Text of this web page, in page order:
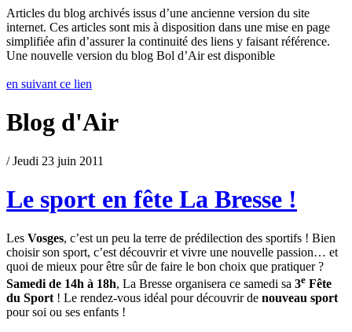
Articles du blog archivés issus d’une ancienne version du site
internet. Ces articles sont mis à disposition dans une mise en page
simplifiée afin d’assurer la continuité des liens y faisant référence.
Une nouvelle version du blog Bol d’Air est disponible
en suivant ce lien
Blog d'Air
/ Jeudi 23 juin 2011
Le sport en fête La Bresse !
Les Vosges, c’est un peu la terre de prédilection des sportifs ! Bien
choisir son sport, c’est découvrir et vivre une nouvelle passion… et
quoi de mieux pour être sûr de faire le bon choix que pratiquer ?
Samedi de 14h à 18h, La Bresse organisera ce samedi sa 3e Fête
du Sport ! Le rendez-vous idéal pour découvrir de nouveau sport
pour soi ou ses enfants !